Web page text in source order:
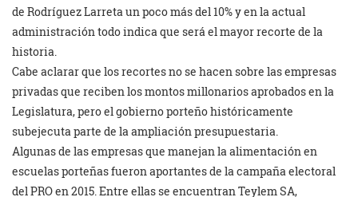
de Rodríguez Larreta un poco más del 10% y en la actual
administración todo indica que será el mayor recorte de la
historia.
Cabe aclarar que los recortes no se hacen sobre las empresas
privadas que reciben los montos millonarios aprobados en la
Legislatura, pero el gobierno porteño históricamente
subejecuta parte de la ampliación presupuestaria.
Algunas de las empresas que manejan la alimentación en
escuelas porteñas fueron aportantes de la campaña electoral
del PRO en 2015. Entre ellas se encuentran Teylem SA,